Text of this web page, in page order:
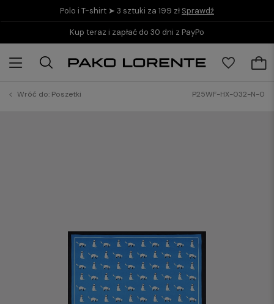
Polo i T-shirt ➤ 3 sztuki za 199 zł Sprawdź
Kup teraz i zapłać do 30 dni z PayPo
Wróć do: Poszetki P25WF-HX-032-N-0